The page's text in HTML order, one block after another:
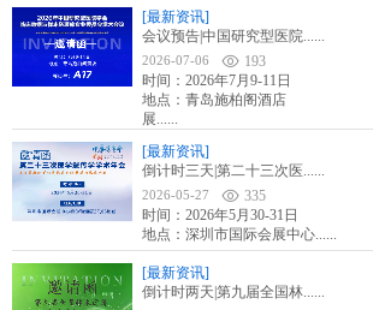
[最新资讯]
会议预告|中国研究型医院......
2026-07-06
193
时间：2026年7月9-11日
地点：青岛施柏阁酒店
展......
[最新资讯]
倒计时三天|第二十三次医......
2026-05-27
335
时间：2026年5月30-31日
地点：深圳市国际会展中心......
[最新资讯]
倒计时两天|第九届全国林......